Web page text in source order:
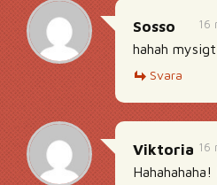
16
Sosso
hahah
Svara
16
Viktoria